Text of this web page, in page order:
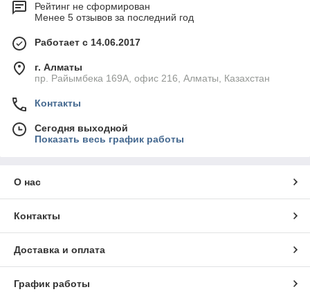
Рейтинг не сформирован
Менее 5 отзывов за последний год
Работает с 14.06.2017
г. Алматы
пр. Райымбека 169А, офис 216, Алматы, Казахстан
Контакты
Сегодня выходной
Показать весь график работы
О нас
Контакты
Доставка и оплата
График работы